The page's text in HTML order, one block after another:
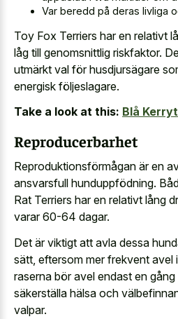
Var beredd på deras livliga
Toy Fox Terriers har en relativt
låg till genomsnittlig riskfaktor.
utmärkt val för husdjursägare
energisk följeslagare.
Take a look at this: Blå
Reproducerbarhet
Reproduktionsförmågan är en
ansvarsfull hunduppfödning.
Rat Terriers har en relativt lång
varar 60-64 dagar.
Det är viktigt att avla dessa
sätt, eftersom mer frekvent avel
raserna bör avel endast en
säkerställa hälsa och
valpar.